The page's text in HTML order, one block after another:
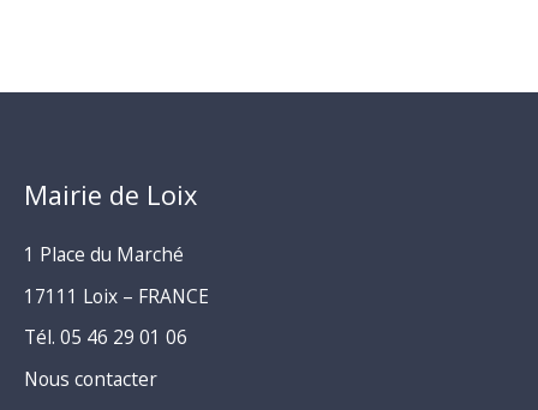
Mairie de Loix
1 Place du Marché
17111 Loix – FRANCE
Tél. 05 46 29 01 06
Nous contacter